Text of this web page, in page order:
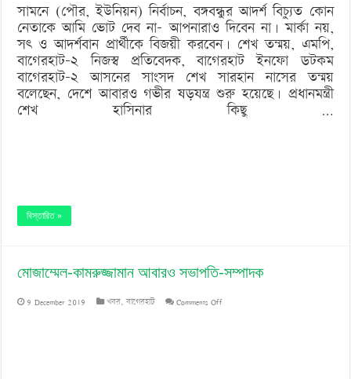
আহ্বান
সামনে (পৌর, ইউনিয়ন) নির্বাচন, বঙ্গবন্ধুর আদর্শ বিচ্যুত কোন
নেতাকে আমি ভোট দেব না- আপনারাও দিবেন না। মার্কা নয়,
সৎ ও আদর্শবান প্রার্থীকে বিজয়ী করবেন। শেখ তন্ময়, এমপি,
বাগেরহাট-২ নিজস্ব প্রতিবেদক, বাগেরহাট ইনফো ডটকম
বাগেরহাট-২ আসনের সাংসদ শেখ সারহান নাসের তন্ময়
বলেছেন, দেশে আবারও গভীর ষড়যন্ত্র শুরু হয়েছে। প্রধানমন্ত্রী
শেখ হাসিনার কিছু …
বিস্তারিত »
মোজাম্মেল-কামরুজ্জামান আবারও সভাপতি-সম্পাদক
9 December 2019 খবর,বাগেরহাট Comments Offon